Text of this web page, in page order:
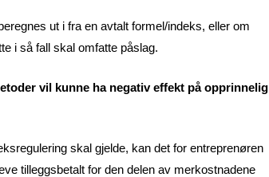
ut i fra en avtalt formel/indeks, eller om
i så fall skal omfatte påslag.
vil kunne ha negativ effekt på opprinnelig
skal gjelde, kan det for entreprenøren
tilleggsbetalt for den delen av merkostnadene